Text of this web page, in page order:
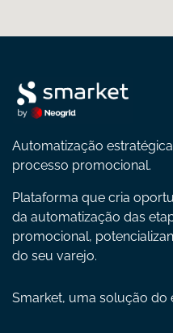
Automatização
processo promocional.
Plataforma que cria
da automatização das
promocional,
do seu varejo.
Smarket, uma solução do